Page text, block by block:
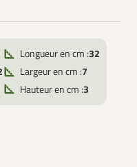
Longueur en cm :32
Largeur en cm :7
Hauteur en cm :3